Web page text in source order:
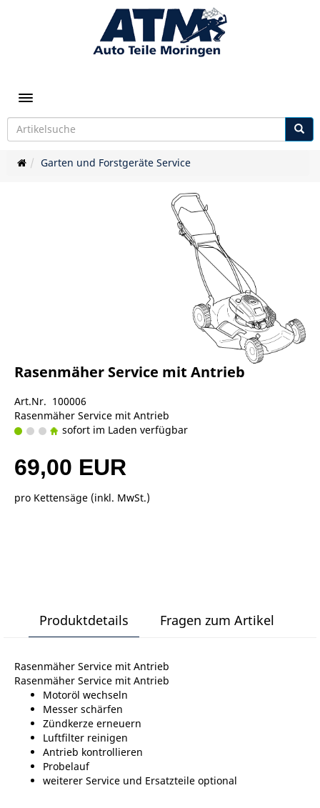
Toggle navigation
Garten und Forstgeräte Service
Rasenmäher Service mit Antrieb
Art.Nr. 100006
Rasenmäher Service mit Antrieb
sofort im Laden verfügbar
69,00 EUR
pro Kettensäge (inkl. MwSt.)
Produktdetails Fragen zum Artikel
Rasenmäher Service mit Antrieb
Rasenmäher Service mit Antrieb
Motoröl wechseln
Messer schärfen
Zündkerze erneuern
Luftfilter reinigen
Antrieb kontrollieren
Probelauf
weiterer Service und Ersatzteile optional